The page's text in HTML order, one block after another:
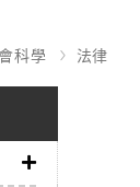
科學 法律